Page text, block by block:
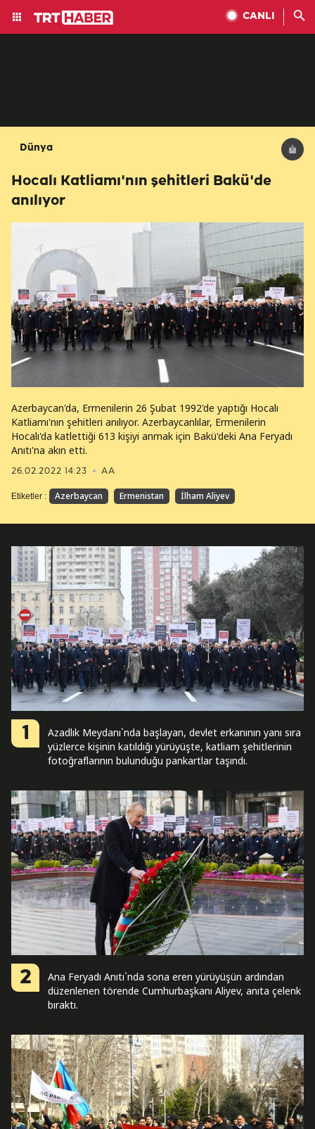
CANLI
Dünya
Hocalı Katliamı'nın şehitleri Bakü'de
anılıyor
26.02.2022 14:23 AA
Azerbaycan'da, Ermenilerin 26 Şubat 1992'de yaptığı Hocalı
Katliamı'nın şehitleri anılıyor. Azerbaycanlılar, Ermenilerin
Hocalı'da katlettiği 613 kişiyi anmak için Bakü'deki Ana Feryadı
Anıtı'na akın etti.
Etiketler : Azerbaycan Ermenistan İlham Aliyev
1
Azadlık Meydanı`nda başlayan, devlet erkanının yanı sıra
yüzlerce kişinin katıldığı yürüyüşte, katliam şehitlerinin
fotoğraflarının bulunduğu pankartlar taşındı.
2
Ana Feryadı Anıtı`nda sona eren yürüyüşün ardından
düzenlenen törende Cumhurbaşkanı Aliyev, anıta çelenk
bıraktı.